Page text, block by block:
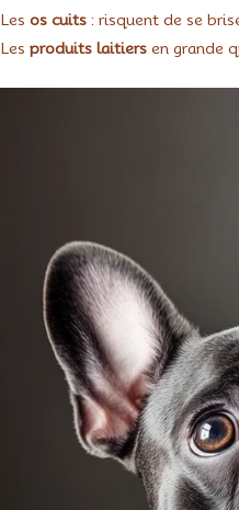
Lesos cuits : risquent de se
Lesproduits laitiers en grande